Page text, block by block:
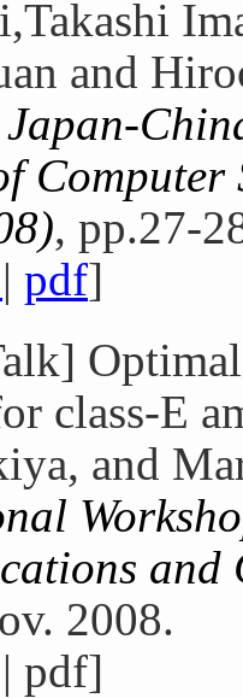
and
Computer
, pp.27-
| pdf]
class-E
and
2008.
pdf]